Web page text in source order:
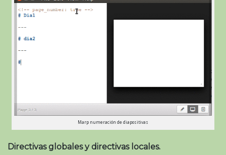
Marp numeración de diapositivas
Directivas globales y directivas locales.